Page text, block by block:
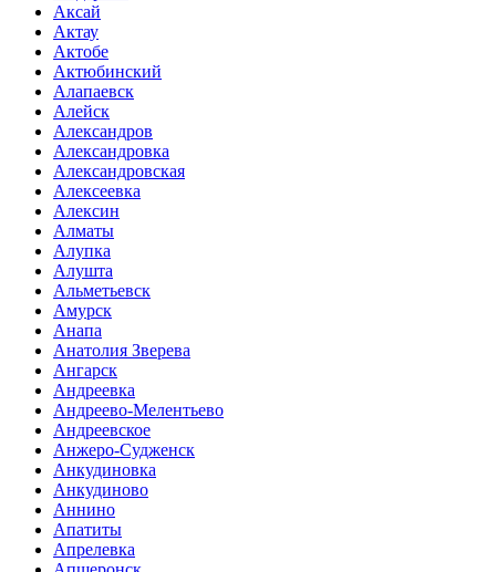
Аксай
Актау
Актобе
Актюбинский
Алапаевск
Алейск
Александров
Александровка
Александровская
Алексеевка
Алексин
Алматы
Алупка
Алушта
Альметьевск
Амурск
Анапа
Анатолия Зверева
Ангарск
Андреевка
Андреево-Мелентьево
Андреевское
Анжеро-Судженск
Анкудиновка
Анкудиново
Аннино
Апатиты
Апрелевка